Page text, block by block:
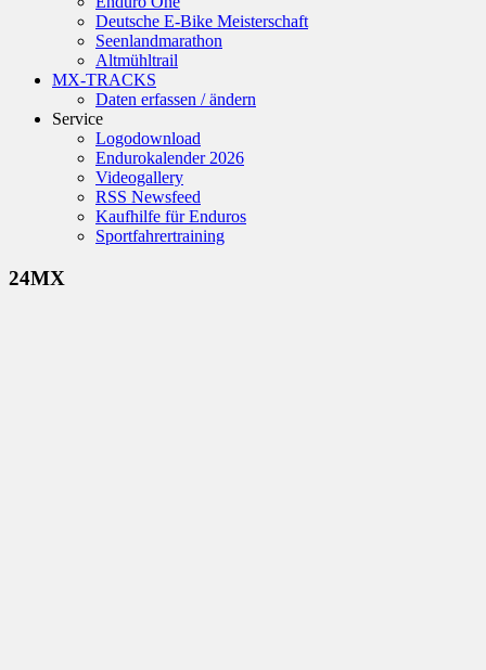
Deutsche E-Bike Meisterschaft
Seenlandmarathon
Altmühltrail
MX-TRACKS
Daten erfassen / ändern
Service
Logodownload
Endurokalender 2026
Videogallery
RSS Newsfeed
Kaufhilfe für Enduros
Sportfahrertraining
24MX